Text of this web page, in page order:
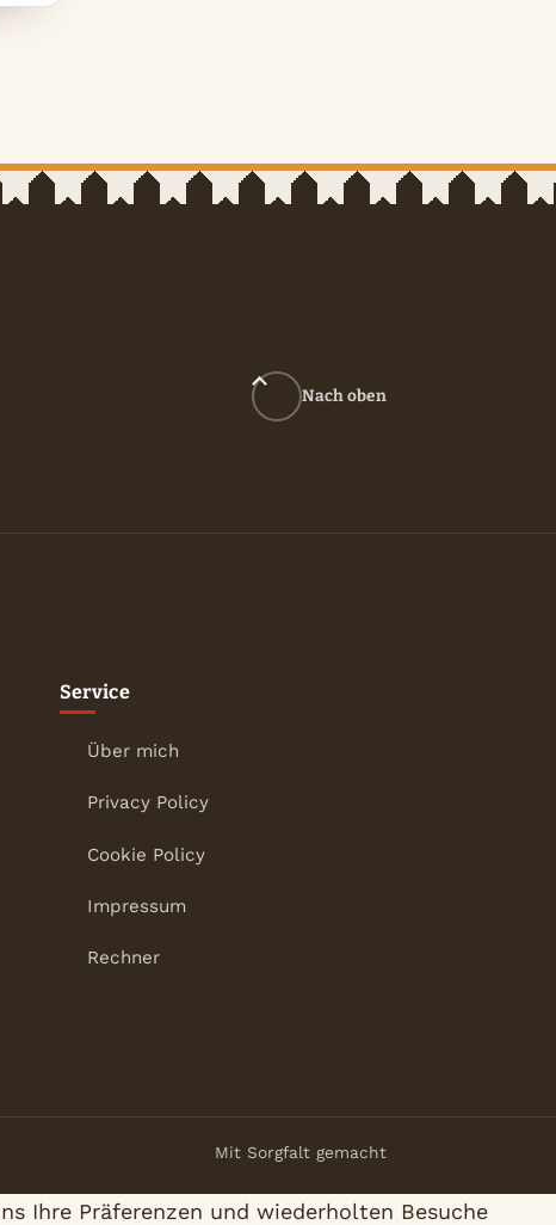
Nach oben
Service
Über mich
Privacy Policy
Cookie Policy
Impressum
Rechner
Mit Sorgfalt gemacht
Ihre Präferenzen und wiederholten Besuche